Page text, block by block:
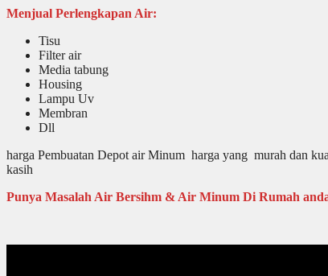
Menjual Perlengkapan Air:
Tisu
Filter air
Media tabung
Housing
Lampu Uv
Membran
Dll
harga Pembuatan Depot air Minum harga yang murah dan
kasih
Punya Masalah Air Bersihm & Air Minum Di Rumah